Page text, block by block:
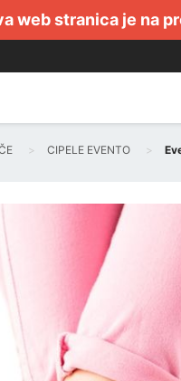
web stranica je na
CIPELE EVENTO